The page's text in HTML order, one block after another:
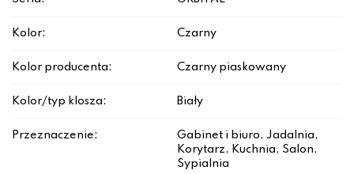
Kolor: Czarny
Kolor producenta: Czarny piaskowany
Kolor/typ klosza: Biały
Przeznaczenie:
Gabinet i biuro, Jadalnia,
Korytarz, Kuchnia, Salon,
Sypialnia